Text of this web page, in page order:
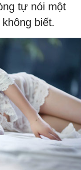
tự nói một
biết.